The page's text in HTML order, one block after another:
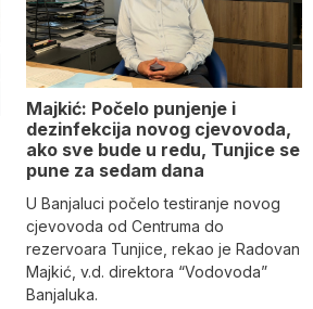
Majkić: Počelo punjenje i
dezinfekcija novog cjevovoda,
ako sve bude u redu, Tunjice se
pune za sedam dana
U Banjaluci počelo testiranje novog
cjevovoda od Centruma do
rezervoara Tunjice, rekao je Radovan
Majkić, v.d. direktora “Vodovoda”
Banjaluka.